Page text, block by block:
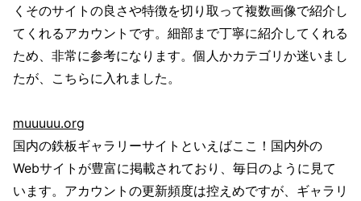
くそのサイトの良さや特徴を切り取って複数画像で紹介し
てくれるアカウントです。細部まで丁寧に紹介してくれる
ため、非常に参考になります。個人かカテゴリか迷いまし
たが、こちらに入れました。
muuuuu.org
国内の鉄板ギャラリーサイトといえばここ！国内外の
Webサイトが豊富に掲載されており、毎日のように見て
います。アカウントの更新頻度は控えめですが、ギャラリ